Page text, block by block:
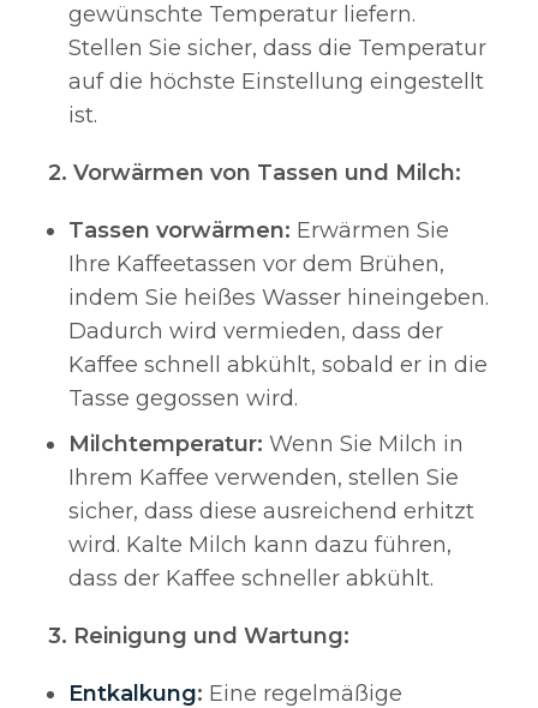
gewünschte Temperatur liefern.
Stellen Sie sicher, dass die Temperatur
auf die höchste Einstellung eingestellt
ist.
2. Vorwärmen von Tassen und Milch:
Tassen vorwärmen: Erwärmen Sie
Ihre Kaffeetassen vor dem Brühen,
indem Sie heißes Wasser hineingeben.
Dadurch wird vermieden, dass der
Kaffee schnell abkühlt, sobald er in die
Tasse gegossen wird.
Milchtemperatur: Wenn Sie Milch in
Ihrem Kaffee verwenden, stellen Sie
sicher, dass diese ausreichend erhitzt
wird. Kalte Milch kann dazu führen,
dass der Kaffee schneller abkühlt.
3. Reinigung und Wartung:
Entkalkung: Eine regelmäßige